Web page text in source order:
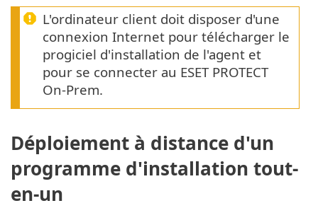
L'ordinateur client doit disposer d'une
connexion Internet pour télécharger le
progiciel d'installation de l'agent et
pour se connecter au ESET PROTECT
On-Prem.
Déploiement à distance d'un
programme d'installation tout-
en-un